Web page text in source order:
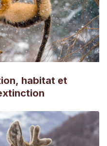
With Icosapent Ethyl–
American College of
latest-in-
11/08/22/48/reduce-it
Ecodiseño, procesos y
a
Escuela de Arquitectura y
as a nutritional resource:
65-72.
(2020). Hemp in veterinary
habitat et